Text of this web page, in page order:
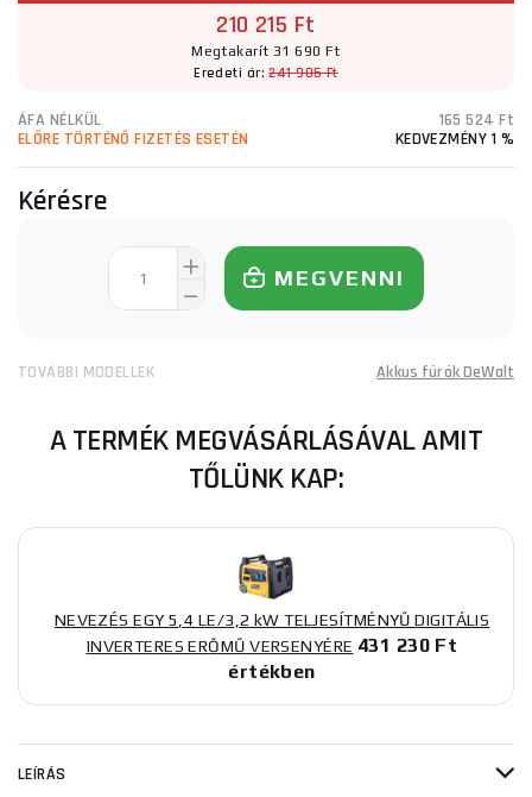
210 215 Ft
Megtakarít 31 690 Ft
Eredeti ár:241 905 Ft
ÁFA NÉLKÜL
165 524 Ft
ELŐRE TÖRTÉNŐ FIZETÉS ESETÉN
KEDVEZMÉNY 1 %
Kérésre
MEGVENNI
TOVÁBBI MODELLEK Akkus fúrók DeWalt
A TERMÉK MEGVÁSÁRLÁSÁVAL AMIT
TŐLÜNK KAP:
NEVEZÉS EGY 5,4 LE/3,2 kW TELJESÍTMÉNYŰ DIGITÁLIS
INVERTERES ERŐMŰ VERSENYÉRE 431 230 Ft
értékben
LEÍRÁS